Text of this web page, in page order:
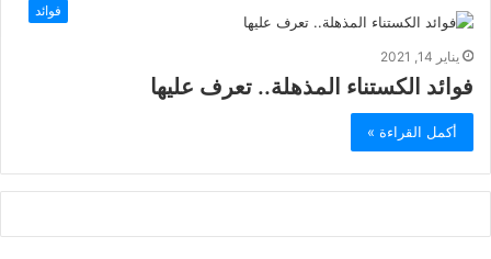
فوائد
يناير 14, 2021
فوائد الكستناء المذهلة.. تعرف عليها
أكمل القراءة »